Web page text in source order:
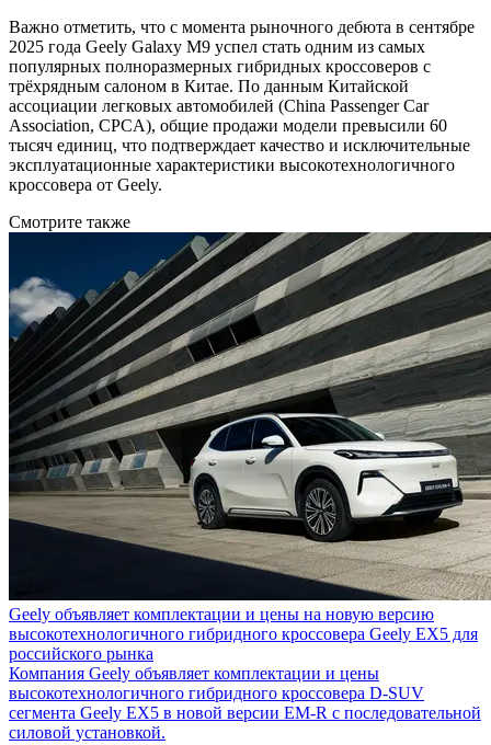
Важно отметить, что с момента рыночного дебюта в сентябре
2025 года Geely Galaxy M9 успел стать одним из самых
популярных полноразмерных гибридных кроссоверов с
трёхрядным салоном в Китае. По данным Китайской
ассоциации легковых автомобилей (China Passenger Car
Association, CPCA), общие продажи модели превысили 60
тысяч единиц, что подтверждает качество и исключительные
эксплуатационные характеристики высокотехнологичного
кроссовера от Geely.
Смотрите также
Geely объявляет комплектации и цены на новую версию
высокотехнологичного гибридного кроссовера Geely EX5 для
российского рынка
Компания Geely объявляет комплектации и цены
высокотехнологичного гибридного кроссовера D-SUV
сегмента Geely EX5 в новой версии EM-R с последовательной
силовой установкой.